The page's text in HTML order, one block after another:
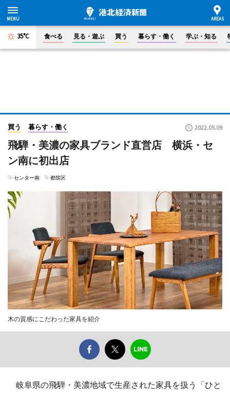
35°C 食べる 見る・遊ぶ 買う 暮らす・働く 学ぶ・知る
買う 暮らす・働く 2022.05.09
飛騨・美濃の家具ブランド直営店 横浜・セ
ン南に初出店
センター南 都筑区
木の質感にこだわった家具を紹介
岐阜県の飛騨・美濃地域で生産された家具を扱う「ひと